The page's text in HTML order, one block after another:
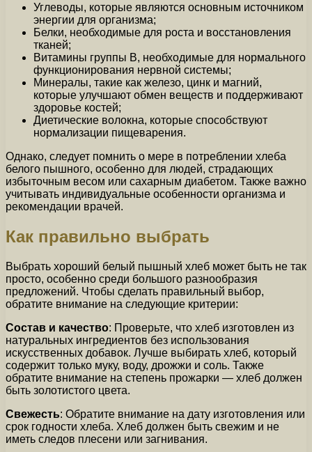
Углеводы, которые являются основным источником
энергии для организма;
Белки, необходимые для роста и восстановления
тканей;
Витамины группы B, необходимые для нормального
функционирования нервной системы;
Минералы, такие как железо, цинк и магний,
которые улучшают обмен веществ и поддерживают
здоровье костей;
Диетические волокна, которые способствуют
нормализации пищеварения.
Однако, следует помнить о мере в потреблении хлеба
белого пышного, особенно для людей, страдающих
избыточным весом или сахарным диабетом. Также важно
учитывать индивидуальные особенности организма и
рекомендации врачей.
Как правильно выбрать
Выбрать хороший белый пышный хлеб может быть не так
просто, особенно среди большого разнообразия
предложений. Чтобы сделать правильный выбор,
обратите внимание на следующие критерии:
Состав и качество: Проверьте, что хлеб изготовлен из
натуральных ингредиентов без использования
искусственных добавок. Лучше выбирать хлеб, который
содержит только муку, воду, дрожжи и соль. Также
обратите внимание на степень прожарки — хлеб должен
быть золотистого цвета.
Свежесть: Обратите внимание на дату изготовления или
срок годности хлеба. Хлеб должен быть свежим и не
иметь следов плесени или загнивания.